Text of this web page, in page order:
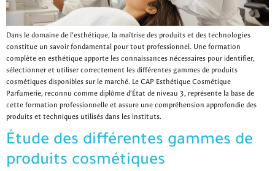
Dans le domaine de l'esthétique, la maîtrise des produits et des technologies
constitue un savoir fondamental pour tout professionnel. Une formation
complète en esthétique apporte les connaissances nécessaires pour identifier,
sélectionner et utiliser correctement les différentes gammes de produits
cosmétiques disponibles sur le marché. Le CAP Esthétique Cosmétique
Parfumerie, reconnu comme diplôme d'État de niveau 3, représente la base de
cette formation professionnelle et assure une compréhension approfondie des
produits et techniques utilisés dans les instituts.
Étude des différentes gammes de
produits cosmétiques